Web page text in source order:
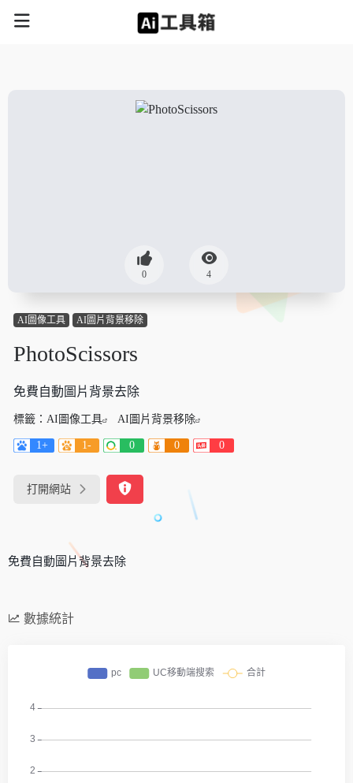
0 4
AI圖像工具 AI圖片背景移除
PhotoScissors
免費自動圖片背景去除
標籤： AI圖像工具 AI圖片背景移除
1+ 1- 0 0 0
打開網站
免費自動圖片背景去除
數據統計